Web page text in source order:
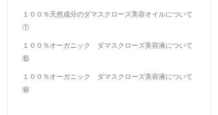
１００％天然成分のダマスクローズ美容オイルについて
①
１００％オーガニック ダマスクローズ美容液について
⑮
１００％オーガニック ダマスクローズ美容液について
⑭